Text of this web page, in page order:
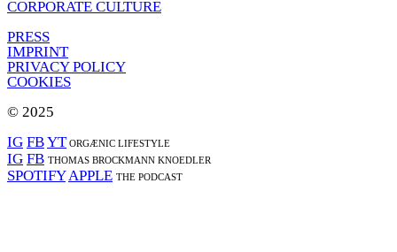
CORPORATE CULTURE
PRESS
IMPRINT
PRIVACY POLICY
COOKIES
© 2025
IG FBYTORGÆNIC LIFESTYLE
IG FB THOMAS BROCKMANN KNOEDLER
SPOTIFY APPLE THE PODCAST